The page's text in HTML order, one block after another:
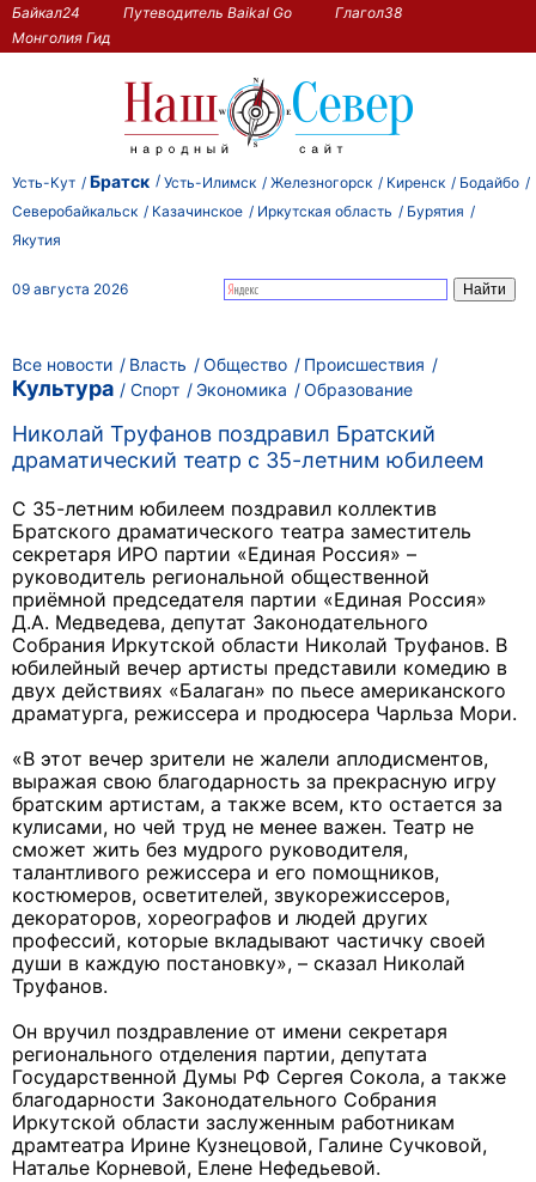
Байкал24 Путеводитель Baikal Go
Глагол38
Монголия Гид
Усть-Кут Братск Усть-Илимск Железногорск Киренск
Бодайбо
Северобайкальск
Казачинское Иркутская область
Бурятия
Якутия
09 августа 2026
Все новости Власть Общество Происшествия
Культура Спорт Экономика Образование
Николай Труфанов поздравил Братский
драматический театр с 35-летним юбилеем
С 35-летним юбилеем поздравил коллектив
Братского драматического театра заместитель
секретаря ИРО партии «Единая Россия» –
руководитель региональной общественной
приёмной председателя партии «Единая Россия»
Д.А. Медведева, депутат Законодательного
Собрания Иркутской области Николай Труфанов. В
юбилейный вечер артисты представили комедию в
двух действиях «Балаган» по пьесе американского
драматурга, режиссера и продюсера Чарльза Мори.
«В этот вечер зрители не жалели аплодисментов,
выражая свою благодарность за прекрасную игру
братским артистам, а также всем, кто остается за
кулисами, но чей труд не менее важен. Театр не
сможет жить без мудрого руководителя,
талантливого режиссера и его помощников,
костюмеров, осветителей, звукорежиссеров,
декораторов, хореографов и людей других
профессий, которые вкладывают частичку своей
души в каждую постановку», – сказал Николай
Труфанов.
Он вручил поздравление от имени секретаря
регионального отделения партии, депутата
Государственной Думы РФ Сергея Сокола, а также
благодарности Законодательного Собрания
Иркутской области заслуженным работникам
драмтеатра Ирине Кузнецовой, Галине Сучковой,
Наталье Корневой, Елене Нефедьевой.